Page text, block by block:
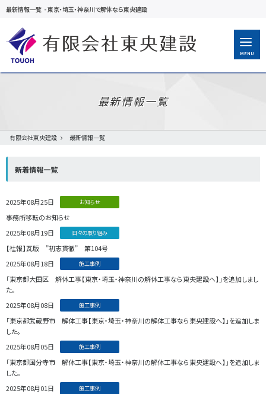
最新情報一覧 -東京・埼玉・神奈川で解体なら東央建設
MENU
最新情報一覧
有限会社東央建設 最新情報一覧
新着情報一覧
2025年08月25日 お知らせ
事務所移転のお知らせ
2025年08月19日
日々の取り組み
【社報】瓦版 ”初志貫徹” 第104号
2025年08月18日
施工事例
「東京都大田区 解体工事【東京・埼玉・神奈川の解体工事なら東央建設へ】」を追加しまし
た。
2025年08月08日
施工事例
「東京都武蔵野市 解体工事【東京・埼玉・神奈川の解体工事なら東央建設へ】」を追加しま
した。
2025年08月05日
施工事例
「東京都国分寺市 解体工事【東京・埼玉・神奈川の解体工事なら東央建設へ】」を追加しま
した。
2025年08月01日
施工事例